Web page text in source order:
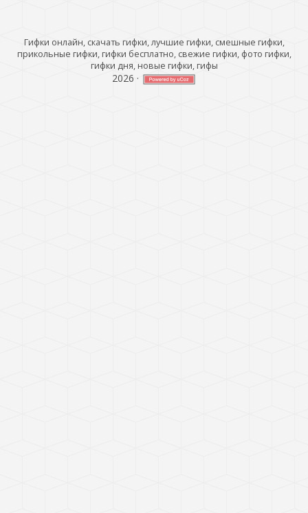
Гифки онлайн, скачать гифки, лучшие гифки, смешные гифки,
прикольные гифки, гифки бесплатно, свежие гифки, фото гифки,
гифки дня, новые гифки, гифы
2026 ·